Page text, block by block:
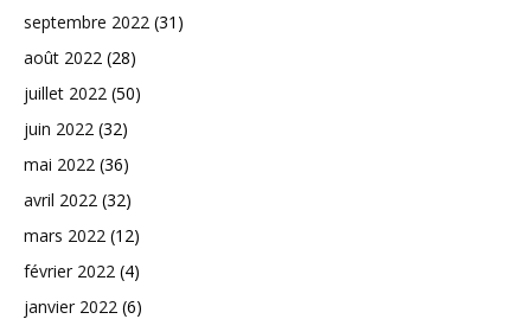
septembre 2022 (31)
août 2022 (28)
juillet 2022 (50)
juin 2022 (32)
mai 2022 (36)
avril 2022 (32)
mars 2022 (12)
février 2022 (4)
janvier 2022 (6)